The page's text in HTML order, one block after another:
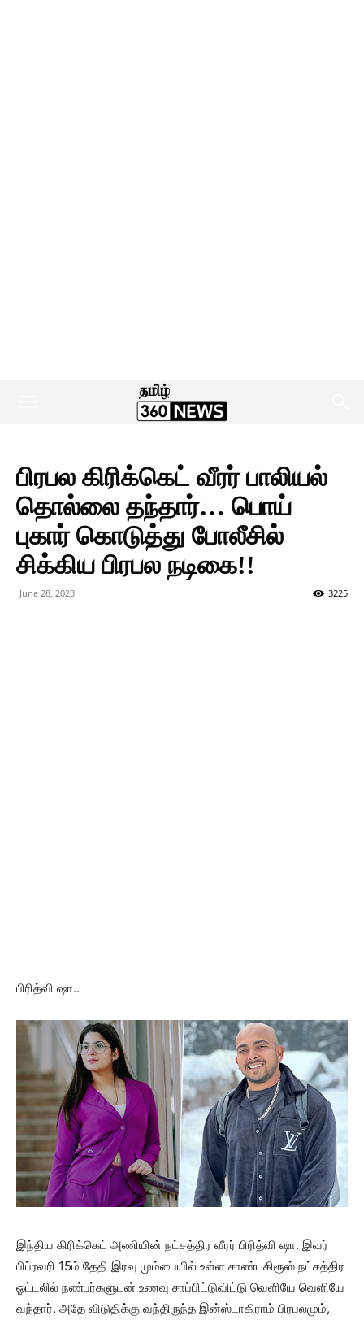
பிரபல கிரிக்கெட் வீரர் பாலியல்
தொல்லை தந்தார்… பொய்
புகார் கொடுத்து போலீசில்
சிக்கிய பிரபல நடிகை!!
June 28, 2023 3225
பிரித்வி ஷா..
இந்திய கிரிக்கெட் அணியின் நட்சத்திர வீரர் பிரித்வி ஷா. இவர்
பிப்ரவரி 15ம் தேதி இரவு மும்பையில் உள்ள சாண்டகிரூஸ் நட்சத்திர
ஓட்டலில் நண்பர்களுடன் உணவு சாப்பிட்டுவிட்டு வெளியே வெளியே
வந்தார். அதே விடுதிக்கு வந்திருந்த இன்ஸ்டாகிராம் பிரபலமும்,